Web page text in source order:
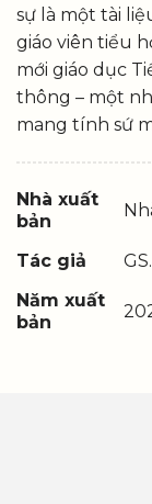
sự là một tài
giáo viên tiểu
mới giáo dục
thông – một
mang tính sứ
Nhà xuất
bản
Tác giả
Năm xuất
bản